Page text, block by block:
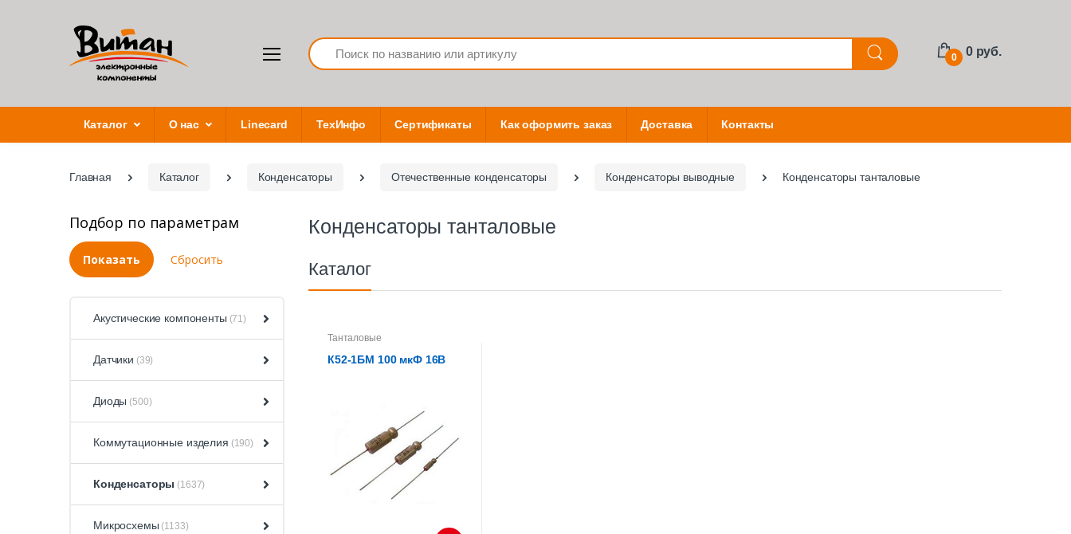
Search
0 0 руб.
Каталог О нас Linecard ТехИнфо Сертификаты Как оформить заказ Доставка Контакты
Главная Каталог Конденсаторы Отечественные конденсаторы Конденсаторы выводные Конденсаторы танталовые
Подбор по параметрам
Акустические компоненты (71)
Датчики (39)
Диоды (500)
Коммутационные изделия (190)
Конденсаторы (1637)
Микросхемы (1133)
Конденсаторы танталовые
Каталог
Танталовые
К52-1БМ 100 мкФ 16В